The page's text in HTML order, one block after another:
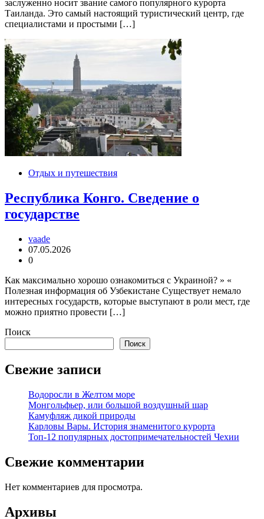
заслуженно носит звание самого популярного курорта
Таиланда. Это самый настоящий туристический центр, где
специалистами и простыми […]
Отдых и путешествия
Республика Конго. Сведение о
государстве
vaade
07.05.2026
0
Как максимально хорошо ознакомиться с Украиной? » «
Полезная информация об Узбекистане Существует немало
интересных государств, которые выступают в роли мест, где
можно приятно провести […]
Поиск
Поиск
Свежие записи
Водоросли в Желтом море
Монгольфьер, или большой воздушный шар
Камуфляж дикой природы
Карловы Вары. История знаменитого курорта
Топ-12 популярных достопримечательностей Чехии
Свежие комментарии
Нет комментариев для просмотра.
Архивы